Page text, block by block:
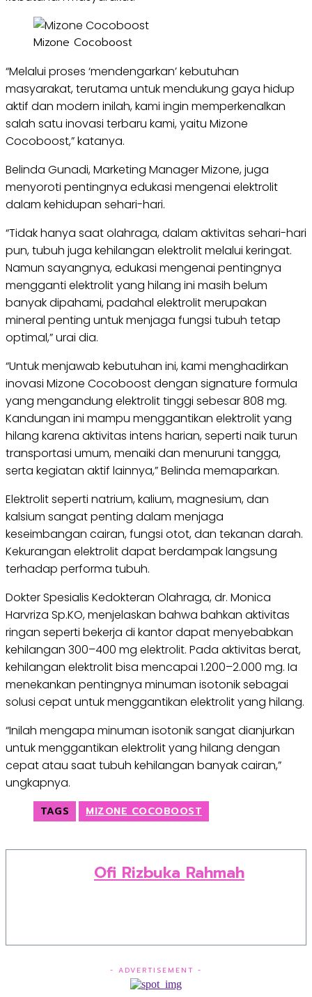
Mizone Cocoboost
“Melalui proses ‘mendengarkan’ kebutuhan
masyarakat, terutama untuk mendukung gaya hidup
aktif dan modern inilah, kami ingin memperkenalkan
salah satu inovasi terbaru kami, yaitu Mizone
Cocoboost,” katanya.
Belinda Gunadi, Marketing Manager Mizone, juga
menyoroti pentingnya edukasi mengenai elektrolit
dalam kehidupan sehari-hari.
“Tidak hanya saat olahraga, dalam aktivitas sehari-hari
pun, tubuh juga kehilangan elektrolit melalui keringat.
Namun sayangnya, edukasi mengenai pentingnya
mengganti elektrolit yang hilang ini masih belum
banyak dipahami, padahal elektrolit merupakan
mineral penting untuk menjaga fungsi tubuh tetap
optimal,” urai dia.
“Untuk menjawab kebutuhan ini, kami menghadirkan
inovasi Mizone Cocoboost dengan signature formula
yang mengandung elektrolit tinggi sebesar 808 mg.
Kandungan ini mampu menggantikan elektrolit yang
hilang karena aktivitas intens harian, seperti naik turun
transportasi umum, menaiki dan menuruni tangga,
serta kegiatan aktif lainnya,” Belinda memaparkan.
Elektrolit seperti natrium, kalium, magnesium, dan
kalsium sangat penting dalam menjaga
keseimbangan cairan, fungsi otot, dan tekanan darah.
Kekurangan elektrolit dapat berdampak langsung
terhadap performa tubuh.
Dokter Spesialis Kedokteran Olahraga, dr. Monica
Harvriza Sp.KO, menjelaskan bahwa bahkan aktivitas
ringan seperti bekerja di kantor dapat menyebabkan
kehilangan 300–400 mg elektrolit. Pada aktivitas berat,
kehilangan elektrolit bisa mencapai 1.200–2.000 mg. Ia
menekankan pentingnya minuman isotonik sebagai
solusi cepat untuk menggantikan elektrolit yang hilang.
“Inilah mengapa minuman isotonik sangat dianjurkan
untuk menggantikan elektrolit yang hilang dengan
cepat atau saat tubuh kehilangan banyak cairan,”
ungkapnya.
TAGS MIZONE COCOBOOST
Ofi Rizbuka Rahmah
- ADVERTISEMENT -